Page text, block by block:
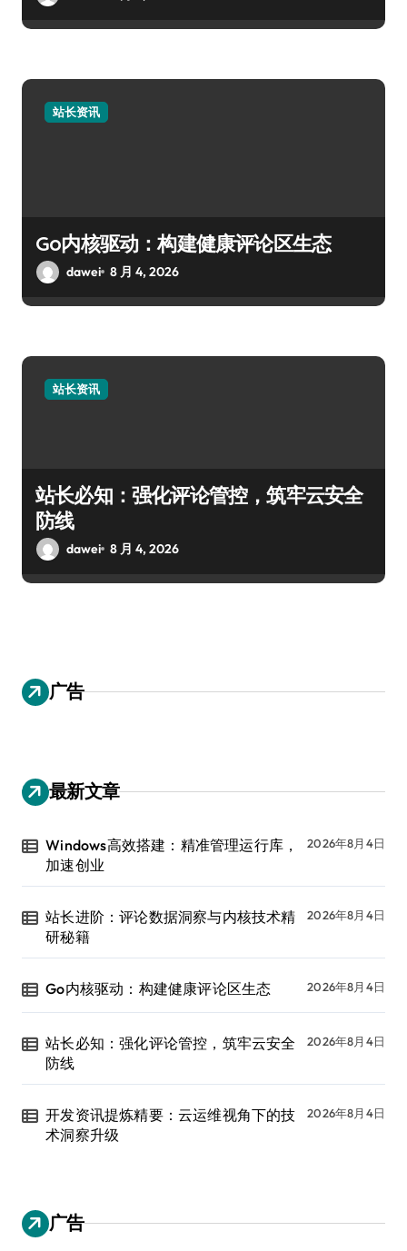
站长资讯
Go内核驱动：构建健康评论区生态
dawei 8 月 4, 2026
站长资讯
站长必知：强化评论管控，筑牢云安全
防线
dawei 8 月 4, 2026
广告
最新文章
Windows高效搭建：精准管理运行库，
加速创业
2026年8月4日
站长进阶：评论数据洞察与内核技术精
研秘籍
2026年8月4日
Go内核驱动：构建健康评论区生态 2026年8月4日
站长必知：强化评论管控，筑牢云安全
防线
2026年8月4日
开发资讯提炼精要：云运维视角下的技
术洞察升级
2026年8月4日
广告